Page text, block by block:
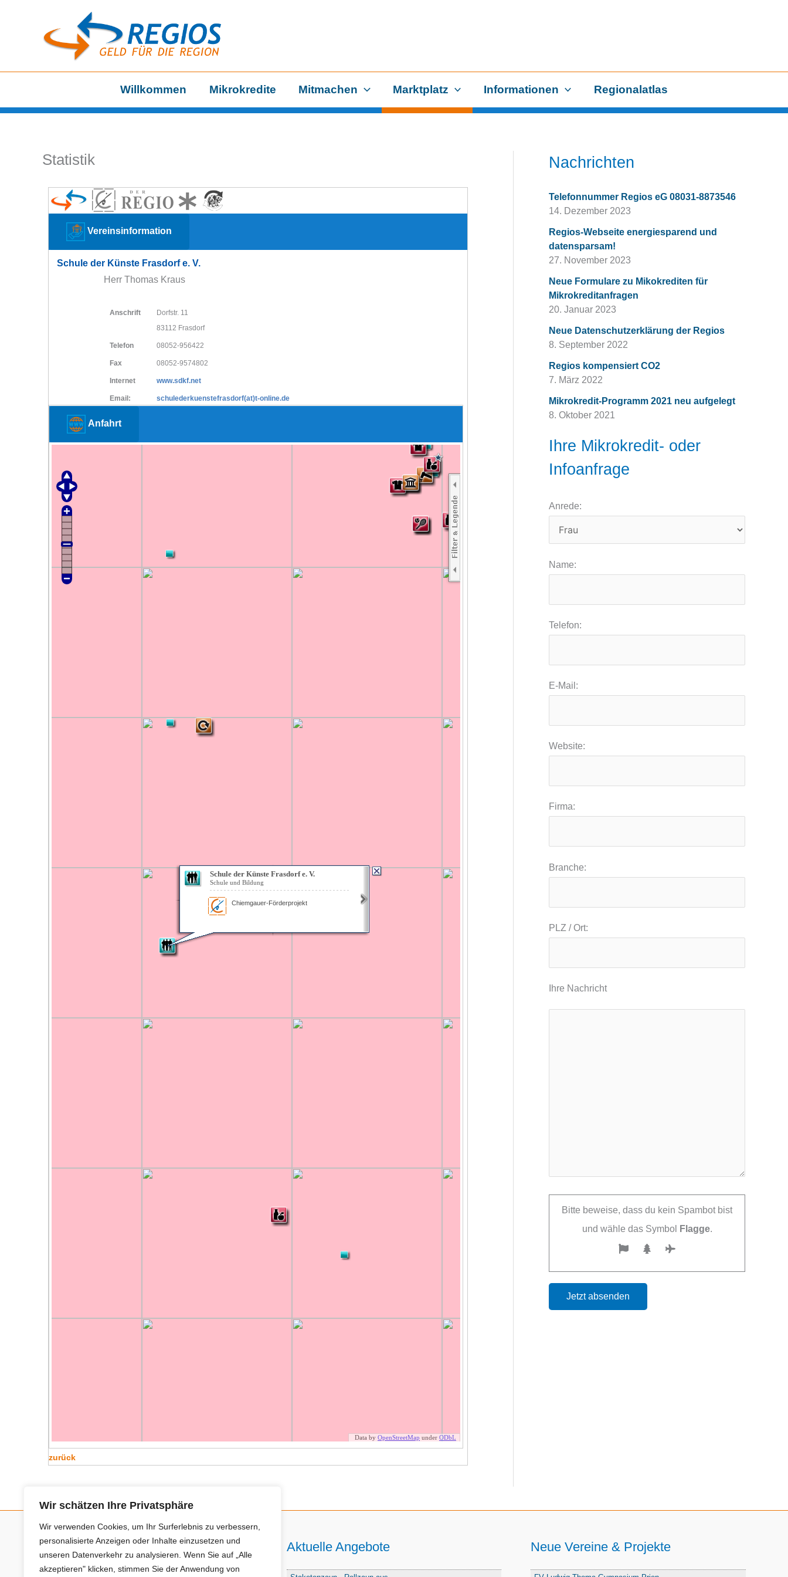
Wir schätzen Ihre Privatsphäre
Wir verwenden Cookies, um Ihr Surferlebnis zu verbessern,
personalisierte Anzeigen oder Inhalte einzusetzen und
unseren Datenverkehr zu analysieren. Wenn Sie auf „Alle
akzeptieren" klicken, stimmen Sie der Anwendung von
Willkommen Mikrokredite Mitmachen Marktplatz Informationen Regionalatlas
Statistik
Vereinsinformation
Schule der Künste Frasdorf e. V.
Herr Thomas Kraus
Anschrift
Dorfstr. 11
83112 Frasdorf
Telefon 08052-956422
Fax 08052-9574802
Internet www.sdkf.net
Email: schulederkuenstefrasdorf(at)t-online.de
Anfahrt
zurück
Nachrichten
Telefonnummer Regios eG 08031-8873546
14. Dezember 2023
Regios-Webseite energiesparend und
datensparsam!
27. November 2023
Neue Formulare zu Mikokrediten für
Mikrokreditanfragen
20. Januar 2023
Neue Datenschutzerklärung der Regios
8. September 2022
Regios kompensiert CO2
7. März 2022
Mikrokredit-Programm 2021 neu aufgelegt
8. Oktober 2021
Ihre Mikrokredit- oder
Infoanfrage
Anrede:
Name:
Telefon:
E-Mail:
Website:
Firma:
Branche:
PLZ / Ort:
Ihre Nachricht
Bitte beweise, dass du kein Spambot bist
und wähle das Symbol
Flagge.
Neue Anbieter Aktuelle Angebote Neue Vereine & Projekte